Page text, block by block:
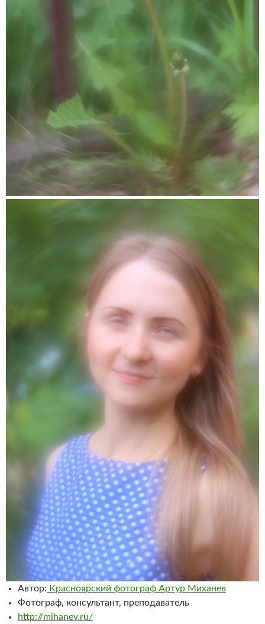
Автор: Красноярский фотограф Артур Миханев
Фотограф, консультант, преподаватель
http://mihanev.ru/